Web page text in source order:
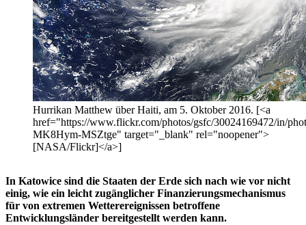
Hurrikan Matthew über Haiti, am 5. Oktober 2016. [<a
href="https://www.flickr.com/photos/gsfc/30024169472/in/
MK8Hym-MSZtge" target="_blank" rel="noopener">
[NASA/Flickr]</a>]
In Katowice sind die Staaten der Erde sich nach wie vor nicht
einig, wie ein leicht zugänglicher Finanzierungsmechanismus
für von extremen Wetterereignissen betroffene
Entwicklungsländer bereitgestellt werden kann.